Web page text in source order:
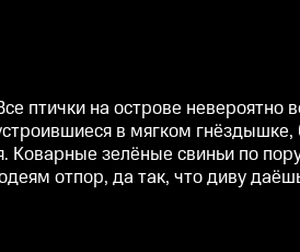
птички на острове невероятно
в мягком
зелёные свиньи по
отпор, да так, что диву